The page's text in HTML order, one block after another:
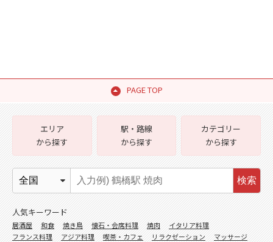
PAGE TOP
エリア
から探す
駅・路線
から探す
カテゴリー
から探す
検索
人気キーワード
居酒屋 和食 焼き鳥 懐石・会席料理 焼肉
イタリア料理
フランス料理
アジア料理 喫茶・カフェ リラクゼーション
マッサージ